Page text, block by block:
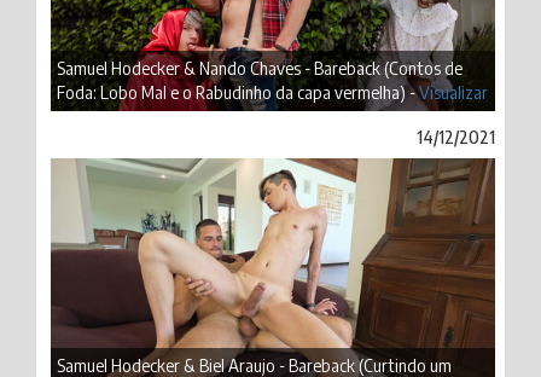
Samuel Hodecker & Nando Chaves - Bareback (Contos de
Foda: Lobo Mal e o Rabudinho da capa vermelha) -Visualizar
14/12/2021
Samuel Hodecker & Biel Araujo - Bareback (Curtindo um